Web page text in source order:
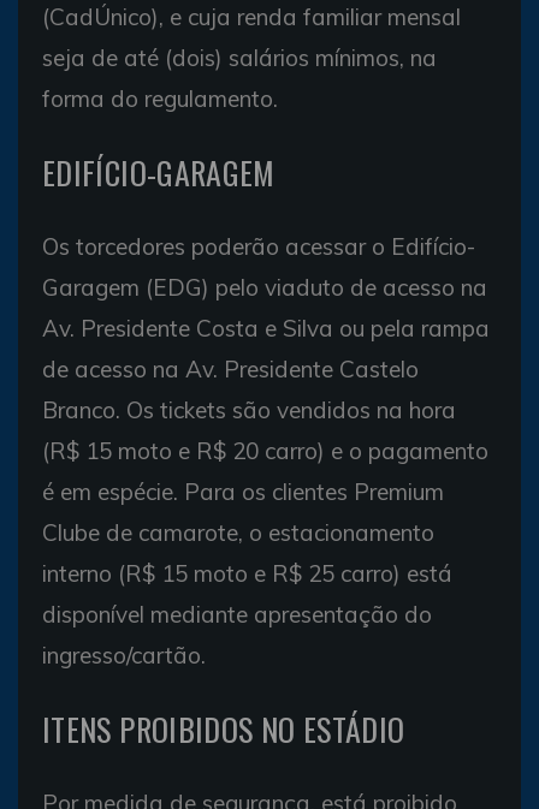
(CadÚnico), e cuja renda familiar mensal
seja de até (dois) salários mínimos, na
forma do regulamento.
EDIFÍCIO-GARAGEM
Os torcedores poderão acessar o Edifício-
Garagem (EDG) pelo viaduto de acesso na
Av. Presidente Costa e Silva ou pela rampa
de acesso na Av. Presidente Castelo
Branco. Os tickets são vendidos na hora
(R$ 15 moto e R$ 20 carro) e o pagamento
é em espécie. Para os clientes Premium
Clube de camarote, o estacionamento
interno (R$ 15 moto e R$ 25 carro) está
disponível mediante apresentação do
ingresso/cartão.
ITENS PROIBIDOS NO ESTÁDIO
Por medida de segurança, está proibido